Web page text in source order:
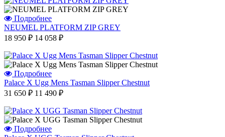
Подробнее
NEUMEL PLATFORM ZIP GREY
18 950 ₽ 14 058 ₽
Подробнее
Palace X Ugg Mens Tasman Slipper Chestnut
31 650 ₽ 11 490 ₽
Подробнее